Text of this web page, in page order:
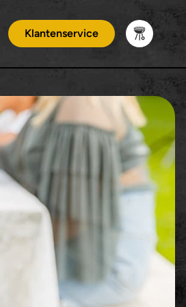
Klantenservice